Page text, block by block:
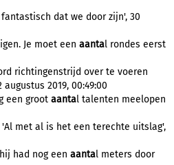
dat we door zijn', 30
Je moet een aantal rondes eerst
richtingenstrijd over te voeren
2019, 00:49:00
een groot aantal talenten meelopen
'Al met al is het een terechte uitslag',
had nog een aantal meters door